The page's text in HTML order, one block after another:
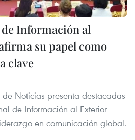
Información al
su papel como
clave
Noticias presenta destacadas
de Información al Exterior
en comunicación global.